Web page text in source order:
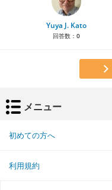
Yuya J. Kato
回答数： 0
メニュー
初めての方へ
利用規約